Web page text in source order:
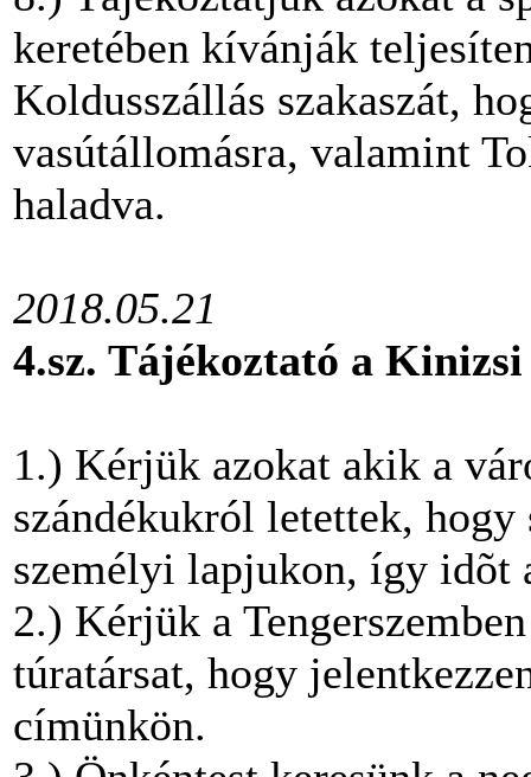
keretében kívánják
Koldusszállás szakaszát,
vasútállomásra, valamint
haladva.
2018.05.21
4.sz. Tájékoztató a
1.) Kérjük azokat akik a
szándékukról letettek, hogy
személyi lapjukon, így idõt
2.) Kérjük a
túratársat, hogy
címünkön.